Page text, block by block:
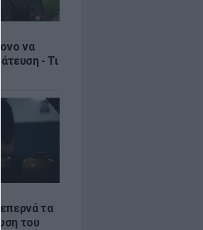
να
- Τι
τα
του